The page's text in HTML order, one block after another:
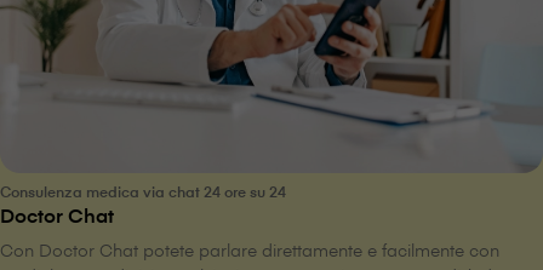
Consulenza medica via chat 24 ore su 24
Doctor Chat
Con Doctor Chat potete parlare direttamente e facilmente con